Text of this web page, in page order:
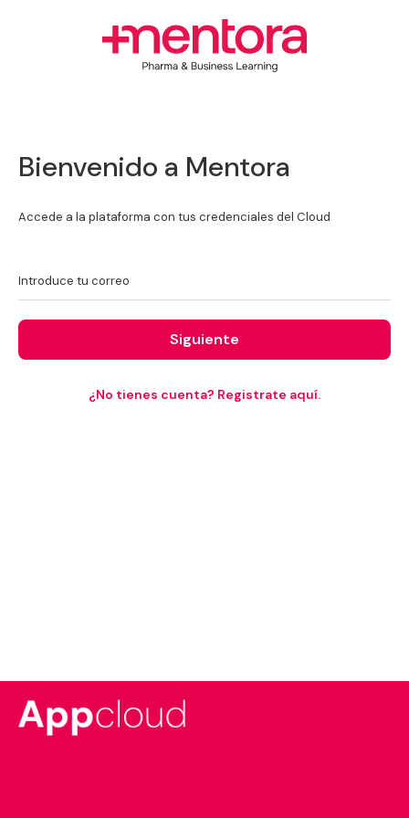
Bienvenido a Mentora
Accede a la plataforma con tus credenciales del Cloud
Introduce tu correo
Siguiente
¿No tienes cuenta? Registrate aquí.